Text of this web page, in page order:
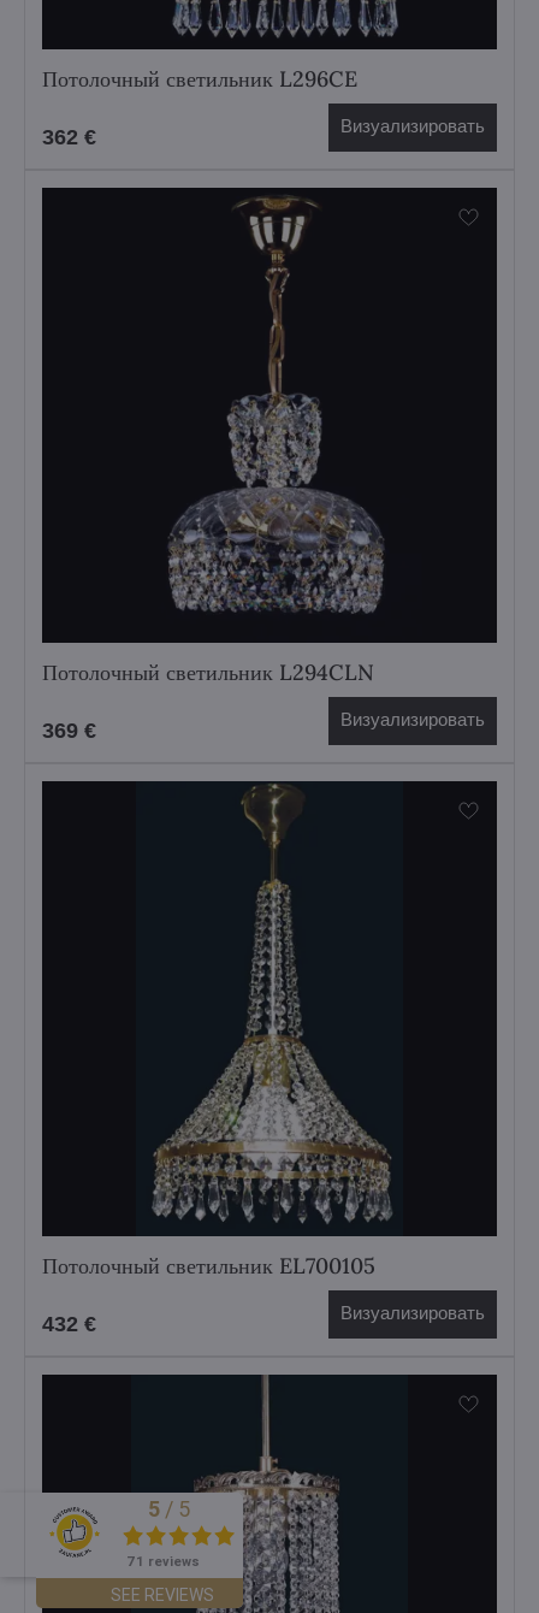
Потолочный светильник L296CE
362 € Визуализировать
Потолочный светильник L294CLN
369 € Визуализировать
Потолочный светильник EL700105
432 € Визуализировать
Excellent
5 / 5
71 reviews
SEE REVIEWS